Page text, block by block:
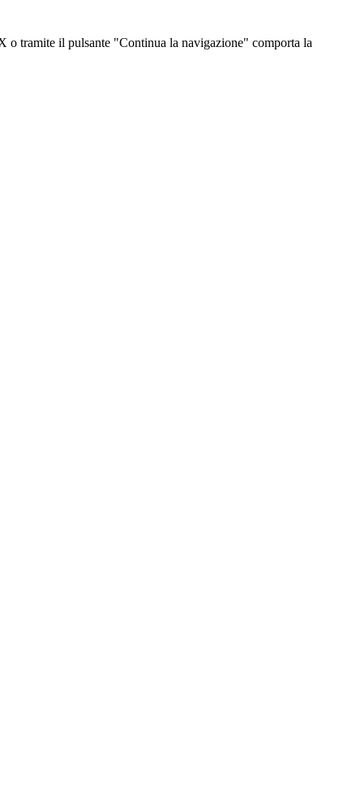
o tramite il pulsante "Continua la navigazione" comporta la